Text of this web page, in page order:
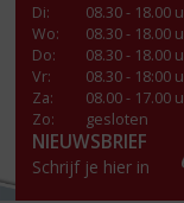
Di:
08.30 - 18.00
Wo:
08.30 - 18.00
Do:
08.30 - 18.00
Vr:
08.30 - 18:00
Za:
08.00 - 17.00
Zo:
gesloten
NIEUWSBRIEF
Schrijf je hier in